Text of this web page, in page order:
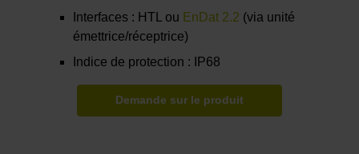
Interfaces : HTL ou EnDat 2.2 (via unité
émettrice/réceptrice)
Indice de protection : IP68
Demande sur le produit